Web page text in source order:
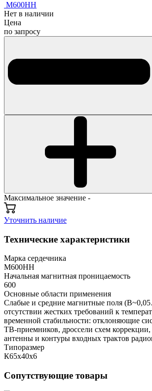
М600НН
Нет в наличии
Цена
по запросу
Максимальное значение -
Уточнить наличие
Технические характеристики
Марка сердечника
М600НН
Начальная магнитная проницаемость
600
Основные области применения
Слабые и средние магнитные поля
отсутствии жестких требований к
временной стабильности: отклоняющие
ТВ-приемников, дроссели схем
антенны и контуры входных трактов
Типоразмер
К65х40х6
Сопутствующие товары